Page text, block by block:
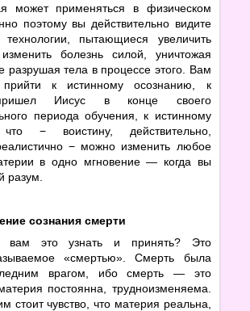
может применяться в физическом
поэтому вы действительно видите
технологии, пытающиеся увеличить
изменить болезнь силой, уничтожая
разрушая тела в процессе этого. Вам
прийти к истинному осознанию, к
Иисус в конце своего
периода обучения, к истинному
− воистину, действительно,
− можно изменить любое
в одно мгновение — когда вы
разум.
сознания смерти
вам это узнать и принять? Это
«смертью». Смерть была
врагом, ибо смерть — это
постоянна, трудноизменяема.
стоит чувство, что материя реальна,